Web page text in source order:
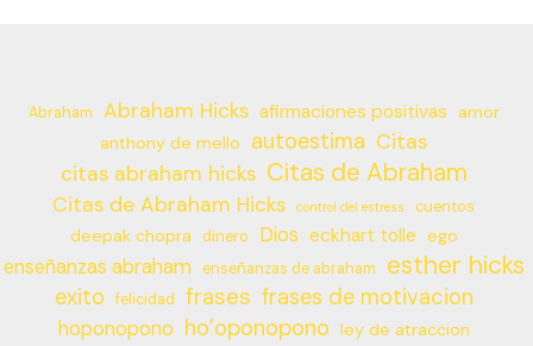
Abraham Abraham Hicks afirmaciones positivas
amor
anthony de mello
autoestima Citas
citas abraham hicks Citas de Abraham
Citas de Abraham Hicks control del estress cuentos
deepak chopra dinero Dios eckhart tolle ego
enseñanzas abraham enseñanzas de abraham esther hicks
exito felicidad frases frases de motivacion
hoponopono ho’oponopono ley de atraccion